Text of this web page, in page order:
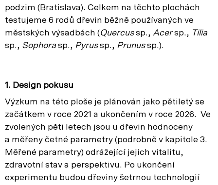
podzim (Bratislava). Celkem na těchto plochách
testujeme 6 rodů dřevin běžně používaných ve
městských výsadbách (Quercussp., Acersp., Tilia
sp., Sophora sp., Pyrussp., Prunussp.).
1. Design pokusu
Výzkum na této ploše je plánován jako pětiletý se
začátkem v roce 2021 a ukončením v roce 2026. Ve
zvolených pěti letech jsou u dřevin hodnoceny
a měřeny četné parametry (podrobně v kapitole 3.
Měřené parametry) odrážející jejich vitalitu,
zdravotní stav a perspektivu. Po ukončení
experimentu budou dřeviny šetrnou technologií